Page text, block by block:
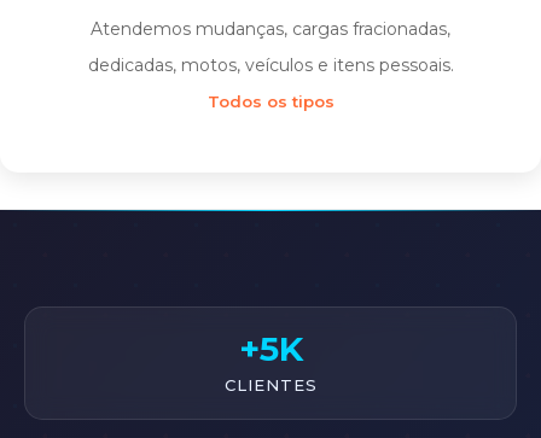
Atendemos mudanças, cargas fracionadas,
dedicadas, motos, veículos e itens pessoais.
Todos os tipos
+5K
CLIENTES